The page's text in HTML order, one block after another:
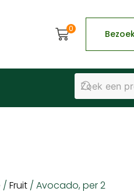
0
/Fruit / Avocado, per 2